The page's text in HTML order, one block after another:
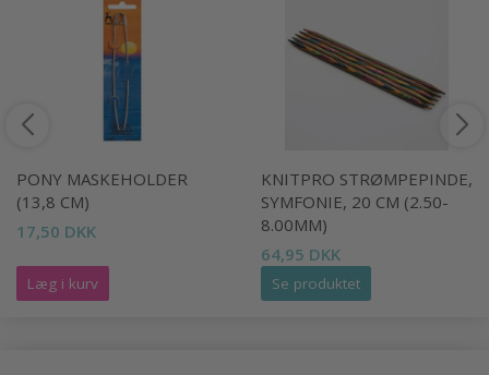
PONY MASKEHOLDER
(13,8 CM)
17,50 DKK
Læg i kurv
KNITPRO STRØMPEPINDE,
SYMFONIE, 20 CM (2.50-
8.00MM)
64,95 DKK
Se produktet